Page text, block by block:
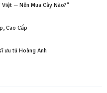
Việt — Nên Mua Cây Nào?"
Cao Cấp
ưu tú Hoàng Anh